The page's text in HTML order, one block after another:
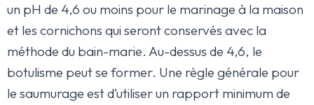
un pH de 4,6 ou moins pour le marinage à la maison
et les cornichons qui seront conservés avec la
méthode du bain-marie. Au-dessus de 4,6, le
botulisme peut se former. Une règle générale pour
le saumurage est d’utiliser un rapport minimum de